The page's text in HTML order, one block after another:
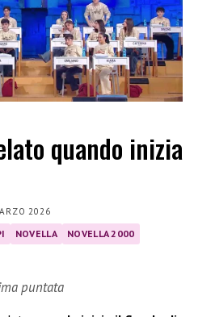
quando inizia
2026
NOVELLA
NOVELLA 2000
puntata